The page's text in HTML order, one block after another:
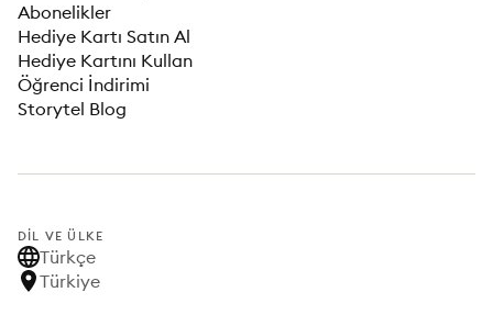
Abonelikler
Hediye Kartı Satın Al
Hediye Kartını Kullan
Öğrenci İndirimi
Storytel Blog
DIL VE ÜLKE
Türkçe
Türkiye